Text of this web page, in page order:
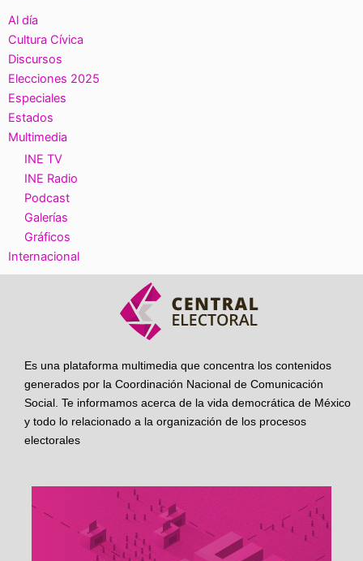
Al día
Cultura Cívica
Discursos
Elecciones 2025
Especiales
Estados
Multimedia
INE TV
INE Radio
Podcast
Galerías
Gráficos
Internacional
Es una plataforma multimedia que concentra los contenidos
generados por la Coordinación Nacional de Comunicación
Social. Te informamos acerca de la vida democrática de México
y todo lo relacionado a la organización de los procesos
electorales